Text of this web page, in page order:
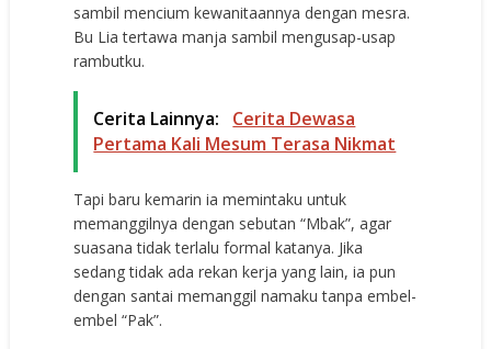
sambil mencium kewanitaannya dengan mesra.
Bu Lia tertawa manja sambil mengusap-usap
rambutku.
Cerita Lainnya:
Cerita Dewasa
Pertama Kali Mesum Terasa Nikmat
Tapi baru kemarin ia memintaku untuk
memanggilnya dengan sebutan “Mbak”, agar
suasana tidak terlalu formal katanya. Jika
sedang tidak ada rekan kerja yang lain, ia pun
dengan santai memanggil namaku tanpa embel-
embel “Pak”.